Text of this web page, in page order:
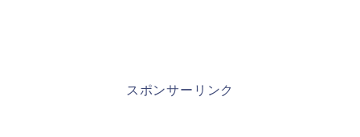
スポンサーリンク